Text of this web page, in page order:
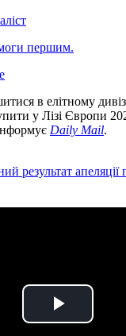
першим.
в елітному
у Лізі Європи
Daily Mail.
результат
Play